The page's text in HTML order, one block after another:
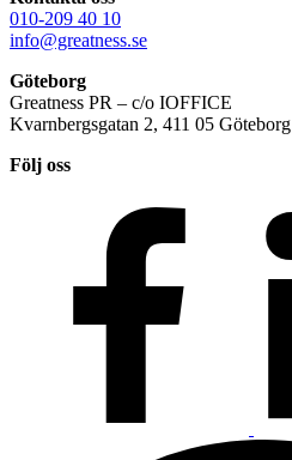
010-209 40 10
info@greatness.se
Göteborg
Greatness PR – c/o IOFFICE
Kvarnbergsgatan 2, 411 05 Göteborg
Följ oss